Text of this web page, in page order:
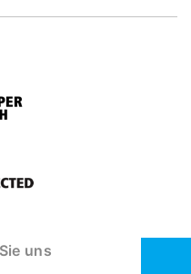
uns